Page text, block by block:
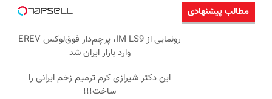
مطالب پیشنهادی
رونمایی از IM LS9، پرچم‌دار فوق‌لوکس EREV
وارد بازار ایران شد
این دکتر شیرازی کرم ترمیم زخم ایرانی را
ساخت!!!